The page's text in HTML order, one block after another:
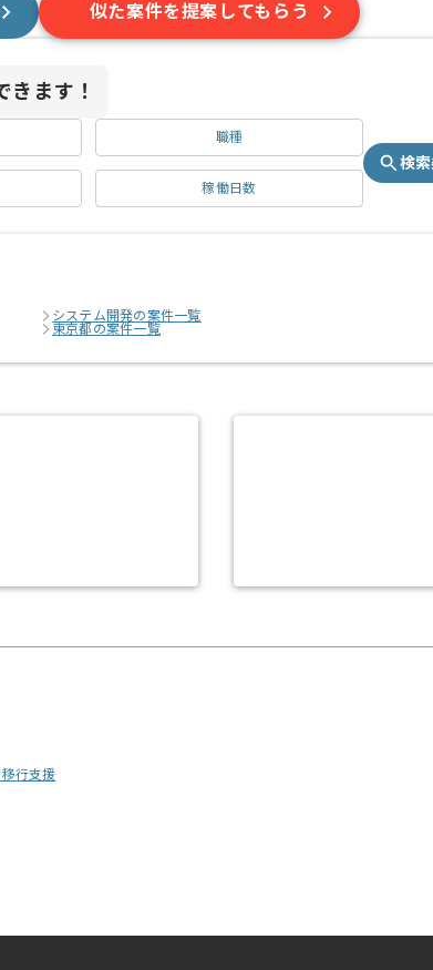
似た案件を提案してもらう
ます！
職種
稼働日数
検
システム開発の案件一覧
東京都の案件一覧
行支援